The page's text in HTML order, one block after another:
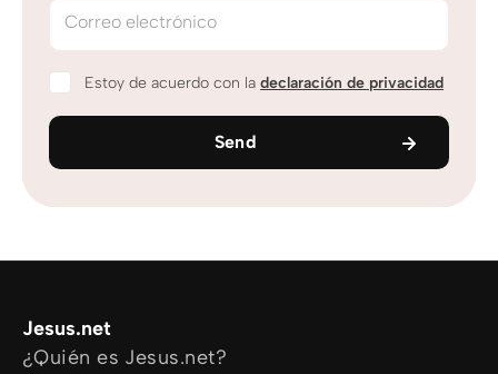
Correo electrónico
Estoy de acuerdo con la declaración de privacidad
Send
Jesus.net
¿Quién es Jesus.net?